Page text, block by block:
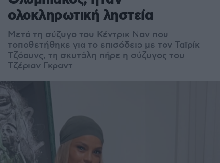
ολοκληρωτική ληστεία
Μετά τη σύζυγο του Κέντρικ Ναν που
τοποθετήθηκε για το επισόδειο με τον Ταϊρίκ
Τζόουνς, τη σκυτάλη πήρε η σύζυγος του
Τζέριαν Γκραντ